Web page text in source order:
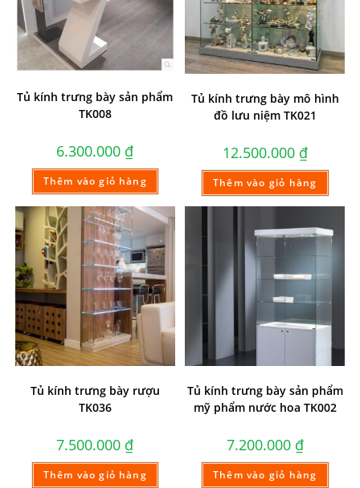
Tủ kính trưng bày sản phẩm
TK008
6.300.000 ₫
Thêm vào giỏ hàng
Tủ kính trưng bày mô hình
đồ lưu niệm TK021
12.500.000 ₫
Thêm vào giỏ hàng
Tủ kính trưng bày rượu
TK036
7.500.000 ₫
Thêm vào giỏ hàng
Tủ kính trưng bày sản phẩm
mỹ phẩm nước hoa TK002
7.200.000 ₫
Thêm vào giỏ hàng